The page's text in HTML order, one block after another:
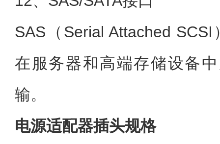
SAS（Serial Attached
在服务器和高端存储设备
输。
电源适配器插头规格